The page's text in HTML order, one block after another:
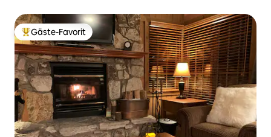
Beliebter Gäste-Favorit.
Gäste-Favorit